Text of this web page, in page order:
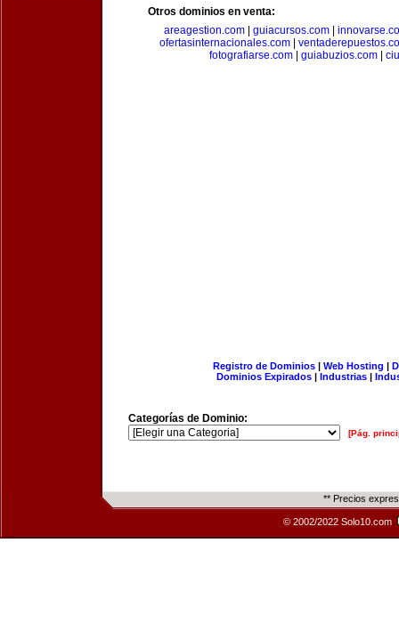
Otros dominios en venta:
areagestion.com| guiacursos.com|
ofertasinternacionales.com|
fotografiarse.com| guiabuzios.com|
Registro de Dominios| Web Hosting |
Dominios Expirados | Industrias |
Categorías de Dominio:
[Pág.
** Precios
© 2002/2022 Solo10.com